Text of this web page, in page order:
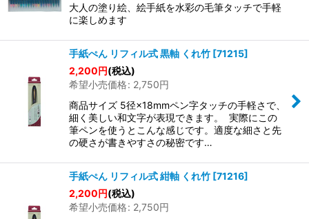
大人の塗り絵、絵手紙を水彩の毛筆タッチで手軽
に楽しめます
手紙ぺん リフィル式 黒軸 くれ竹 [71215]
2,200円(税込)
希望小売価格: 2,750円
商品サイズ 5径×18mmペン字タッチの手軽さで、
細く美しい和文字が表現できます。 実際にこの
筆ペンを使うとこんな感じです。適度な細さと先
の硬さが書きやすさの秘密です…
手紙ぺん リフィル式 紺軸 くれ竹 [71216]
2,200円(税込)
希望小売価格: 2,750円